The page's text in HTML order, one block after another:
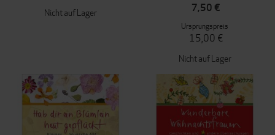
Nicht auf Lager 7,50 €
Ursprungspreis
15,00 €
Nicht auf Lager